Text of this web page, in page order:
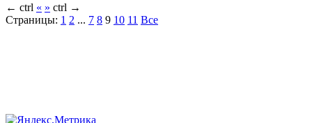
← ctrl « » ctrl →
Страницы: 1 2 ... 7 8 9 10 11 Все